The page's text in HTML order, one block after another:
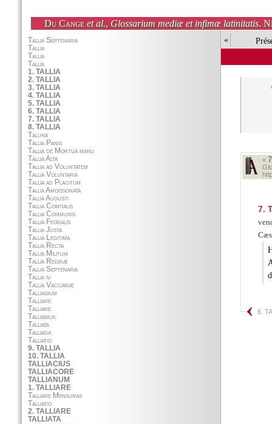
Du Cange et al., Glossarium mediæ et infimæ latinitatis.
«
«
7.
6.